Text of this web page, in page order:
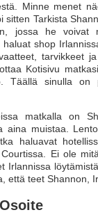
Minne menet
sitten Tarkista
jossa he voivat
haluat shop
tarvikkeet
Kotisivu
Täällä sinulla
matkalla on
aina muistaa.
haluavat
Ei ole
Irlannissa
että teet Shannon,